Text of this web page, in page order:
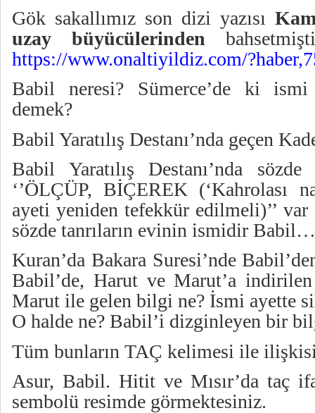
Gök sakallımız son dizi yazısı
uzay büyücülerinden
https://www.onaltiyildiz.com/
Babil neresi? Sümerce’de ki
demek?
Babil Yaratılış Destanı’nda geçen
Babil Yaratılış Destanı’nda
‘’ÖLÇÜP, BİÇEREK (‘Kahrolası
ayeti yeniden tefekkür edilmeli)’’
sözde tanrıların evinin ismidir Babil…
Kuran’da Bakara Suresi’nde
Babil’de, Harut ve Marut’a
Marut ile gelen bilgi ne? İsmi ayette
O halde ne? Babil’i dizginleyen bir
Tüm bunların TAÇ kelimesi ile
Asur, Babil. Hitit ve Mısır’da taç
sembolü resimde görmektesiniz.